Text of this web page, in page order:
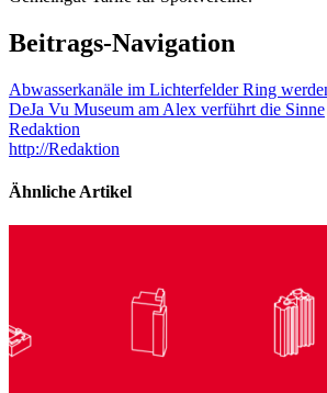
Beitrags-Navigation
Abwasserkanäle im Lichterfelder Ring
DeJa Vu Museum am Alex verführt die Sinne
Redaktion
http://Redaktion
Ähnliche Artikel